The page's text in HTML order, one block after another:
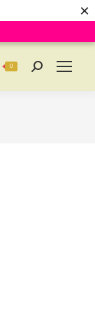
×
0 Search: